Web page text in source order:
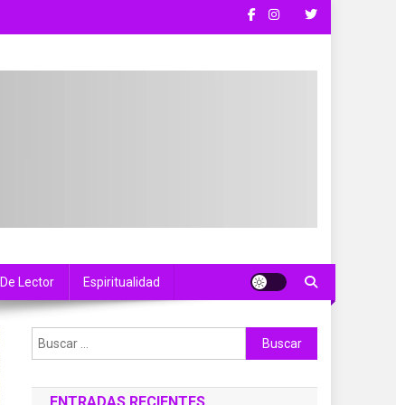
Lector Espiritualidad
Buscar: